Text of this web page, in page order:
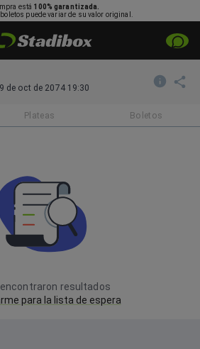
está 100% garantizada.
puede variar de su valor original.
de oct de 2074 19:30
Plateas Boletos
encontraron resultados
para la lista de espera